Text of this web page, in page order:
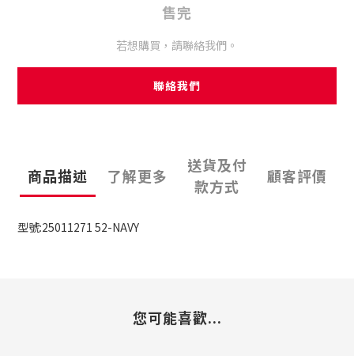
售完
若想購買，請聯絡我們。
聯絡我們
商品描述 了解更多
送貨及付
款方式
顧客評價
型號:25011271 52-NAVY
您可能喜歡...